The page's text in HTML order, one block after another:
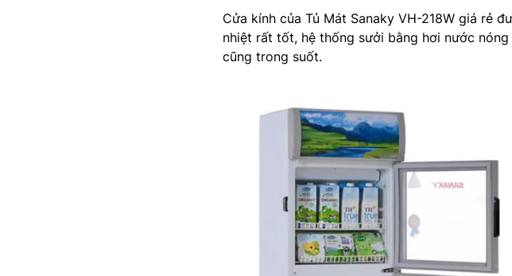
Cửa kính của Tủ Mát Sanaky VH-218W giá rẻ
nhiệt rất tốt, hệ thống sưởi bằng hơi nước
cũng trong suốt.